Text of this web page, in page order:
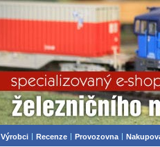
Železniční
Výrobci Recenze Provozovna